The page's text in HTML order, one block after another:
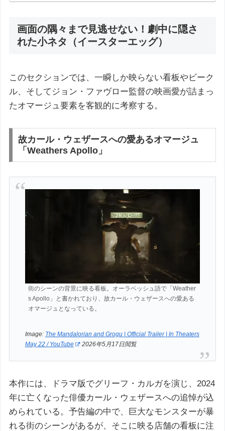
画面の隅々まで見逃せない！劇中に隠さ
れた小ネタ（イースターエッグ）
このセクションでは、一瞬しか映らない看板やビーク
ル、そしてジョン・ファヴロー監督の映画愛が詰まっ
たオマージュ要素を客観的に考察する。
故カール・ウェザースへの愛あるオマージュ
「Weathers Apollo」
街のシーンの背景に映る看板。オーラベッシュ語で「Weather
s Apollo」と書かれており、故カール・ウェザースへの愛ある
オマージュとなっている。
Image: The Mandalorian and Grogu | Official Trailer | In Theaters
May 22 / YouTube
2026年5月17日閲覧
本作には、ドラマ版でグリーフ・カルガを演じ、2024
年に亡くなった俳優カール・ウェザースへの追悼が込
められている。予告編の中で、巨大なモンスターが暴
れる街のシーンがあるが、そこに映る店舗の看板に注